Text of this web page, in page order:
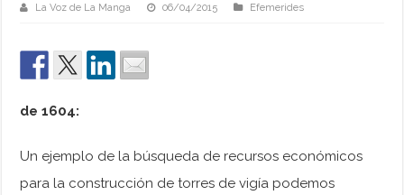
La Voz de La Manga 06/04/2015 Efemerides
de 1604:
Un ejemplo de la búsqueda de recursos económicos
para la construcción de torres de vigía podemos